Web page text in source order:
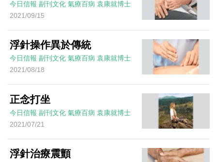
今日信報 副刊文化 氣療百病 袁康就博士
2021/09/15
浮針操作異於傳統
今日信報 副刊文化 氣療百病 袁康就博士
2021/08/18
正念打坐
今日信報 副刊文化 氣療百病 袁康就博士
2021/07/21
浮針治療震顫